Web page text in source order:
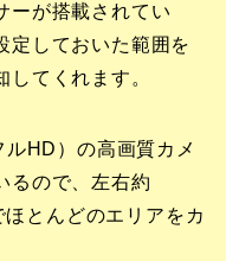
ーが搭載されてい
定しておいた範囲を
てくれます。
HD）の高画質カメ
るので、左右約
とんどのエリアをカ